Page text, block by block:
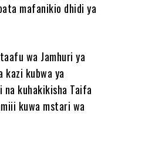
mafanikio dhidi ya
wa Jamhuri ya
kazi kubwa ya
na kuhakikisha Taifa
kuwa mstari wa